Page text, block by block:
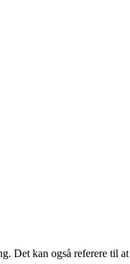
Det kan også referere